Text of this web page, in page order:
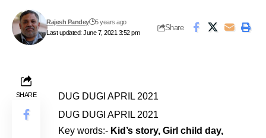
Last updated: June 7, 2021 3:52 pm
Rajesh Pandey 5 years ago
Share
SHARE
DUG DUGI APRIL 2021
DUG DUGI APRIL 2021
Key words:- Kid’s story, Girl child day,